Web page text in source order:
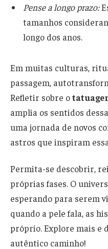
Pense a longo prazo:
tamanhos
longo dos anos.
Em muitas culturas,
passagem,
Refletir sobre o
amplia os sentidos
uma jornada de novos
astros que inspiram
Permita-se descobrir,
próprias fases. O
esperando para serem
quando a pele fala, as
próprio. Explore mais e
autêntico caminho!